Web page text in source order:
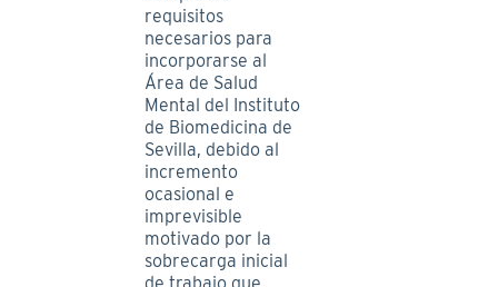
requisitos
necesarios para
incorporarse al
Área de Salud
Mental del Instituto
de Biomedicina de
Sevilla, debido al
incremento
ocasional e
imprevisible
motivado por la
sobrecarga inicial